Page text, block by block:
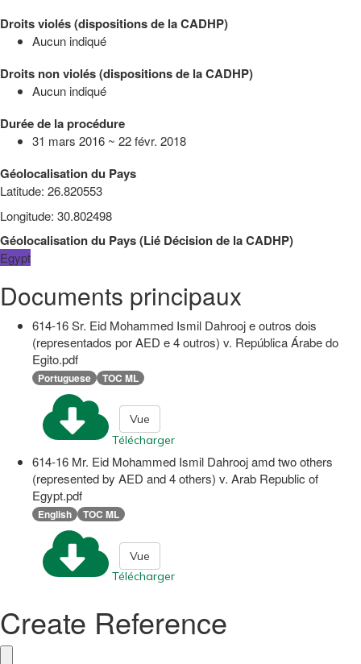
Droits violés (dispositions de la CADHP)
Aucun indiqué
Droits non violés (dispositions de la CADHP)
Aucun indiqué
Durée de la procédure
31 mars 2016 ~ 22 févr. 2018
Géolocalisation du Pays
Latitude: 26.820553
Longitude: 30.802498
Géolocalisation du Pays(Lié Décision de la CADHP)
Egypt
Documents principaux
614-16 Sr. Eid Mohammed Ismil Dahrooj e outros dois
(representados por AED e 4 outros) v. República Árabe do
Egito.pdf
Portuguese TOC ML
Télécharger
Vue
614-16 Mr. Eid Mohammed Ismil Dahrooj amd two others
(represented by AED and 4 others) v. Arab Republic of
Egypt.pdf
English TOC ML
Télécharger
Vue
Create Reference